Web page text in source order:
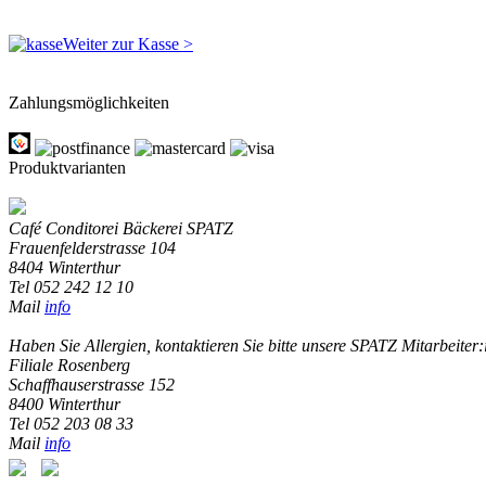
Weiter zur Kasse >
Zahlungsmöglichkeiten
Produktvarianten
Café Conditorei Bäckerei SPATZ
Frauenfelderstrasse 104
8404 Winterthur
Tel 052 242 12 10
Mail info
Haben Sie Allergien, kontaktieren Sie bitte unsere SPATZ
Filiale Rosenberg
Schaffhauserstrasse 152
8400 Winterthur
Tel 052 203 08 33
Mail info